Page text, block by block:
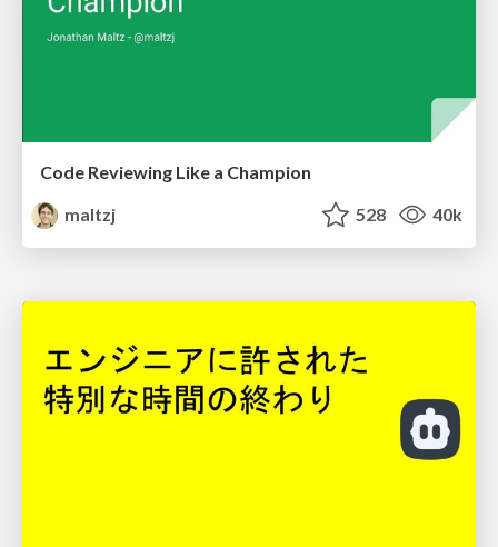
Code Reviewing Like a Champion
maltzj
528 40k